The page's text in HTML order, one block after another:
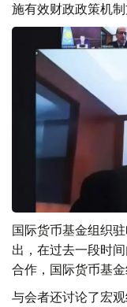
施有效财政政策机制
国际货币基金组织
出，在过去一段时
合作，国际货币基
与会者还讨论了宏